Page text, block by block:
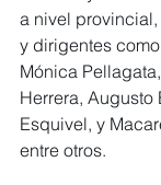
a nivel
y dirigentes
Mónica
Herrera, Augusto
Esquivel, y
entre otros.